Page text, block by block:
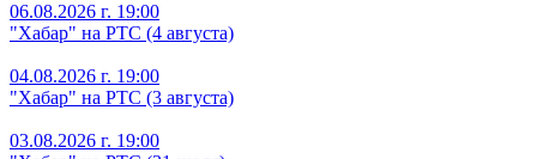
06.08.2026 г. 19:00
"Хабар" на РТС (4 августа)
04.08.2026 г. 19:00
"Хабар" на РТС (3 августа)
03.08.2026 г. 19:00